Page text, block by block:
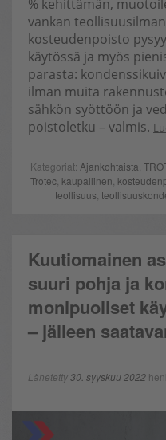
% kehittämän,
vankan
kosteudenpoisto
käytössä ja myös
parasta:
ilman muita
sähkön syöttöön ja
poistoletku – valmis.
Kategoriat: Ajankohtaista
Trotec, kaupallinen
teollisuus
Kuutiomainen
suuri pohja ja
monipuoliset
– jälleen
Lähetetty30. syyskuu 2022